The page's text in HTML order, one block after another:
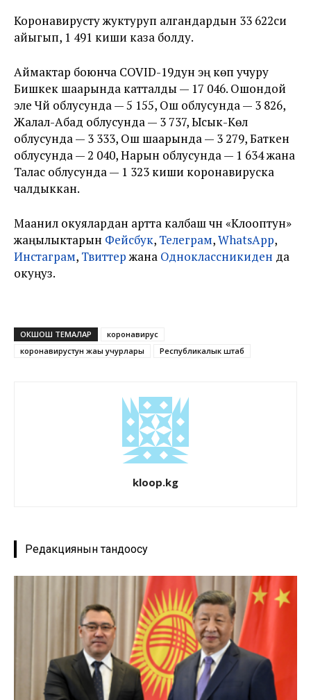
Коронавирусту жуктуруп алгандардын 33 622си
айыгып, 1 491 киши каза болду.
Аймактар боюнча COVID-19дун эң көп учуру
Бишкек шаарында катталды — 17 046. Ошондой
эле Чүй облусунда — 5 155, Ош облусунда — 3 826,
Жалал-Абад облусунда — 3 737, Ысык-Көл
облусунда — 3 333, Ош шаарында — 3 279, Баткен
облусунда — 2 040, Нарын облусунда — 1 634 жана
Талас облусунда — 1 323 киши коронавируска
чалдыккан.
Маанилүү окуялардан артта калбаш үчүн «Клооптун»
жаңылыктарын Фейсбук, Телеграм,WhatsApp,
Инстаграм, Твиттержана Одноклассникиден да
окуңуз.
ОКШОШ ТЕМАЛАР
коронавирус
коронавирустун жаңы учурлары
Республикалык штаб
kloop.kg
Редакциянын тандоосу